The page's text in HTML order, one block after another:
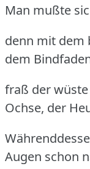
Man mußte
denn mit dem
dem
fraß der wüste
Ochse, der
Augen schon